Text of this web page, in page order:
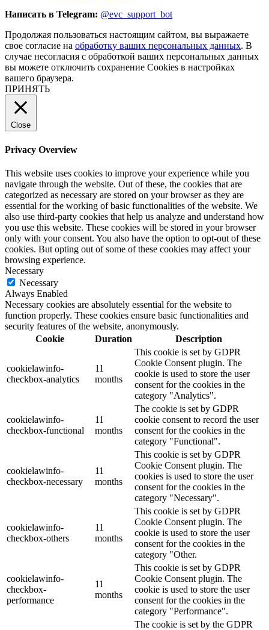
Написать в Telegram: @evc_support_bot
Продолжая пользоваться настоящим сайтом, вы выражаете
свое согласие на обработку ваших персональных данных. В
случае несогласия с обработкой ваших персональных данных
вы можете отключить сохранение Cookies в настройках
вашего браузера.
ПРИНЯТЬ
Close
Privacy Overview
This website uses cookies to improve your experience while you
navigate through the website. Out of these, the cookies that are
categorized as necessary are stored on your browser as they are
essential for the working of basic functionalities of the website. We
also use third-party cookies that help us analyze and understand how
you use this website. These cookies will be stored in your browser
only with your consent. You also have the option to opt-out of these
cookies. But opting out of some of these cookies may affect your
browsing experience.
Necessary
Necessary
Always Enabled
Necessary cookies are absolutely essential for the website to
function properly. These cookies ensure basic functionalities and
security features of the website, anonymously.
Cookie
Duration Description
cookielawinfo-
checkbox-analytics
11
months
This cookie is set by GDPR
Cookie Consent plugin. The
cookie is used to store the user
consent for the cookies in the
category "Analytics".
cookielawinfo-
checkbox-functional
11
months
The cookie is set by GDPR
cookie consent to record the user
consent for the cookies in the
category "Functional".
cookielawinfo-
checkbox-necessary
11
months
This cookie is set by GDPR
Cookie Consent plugin. The
cookies is used to store the user
consent for the cookies in the
category "Necessary".
cookielawinfo-
checkbox-others
11
months
This cookie is set by GDPR
Cookie Consent plugin. The
cookie is used to store the user
consent for the cookies in the
category "Other.
cookielawinfo-
checkbox-
performance
11
months
This cookie is set by GDPR
Cookie Consent plugin. The
cookie is used to store the user
consent for the cookies in the
category "Performance".
The cookie is set by the GDPR